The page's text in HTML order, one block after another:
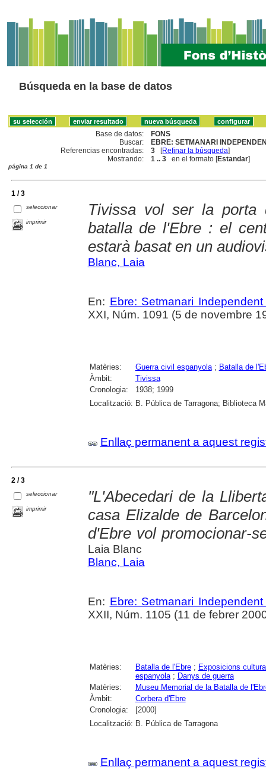
Búsqueda en la base de datos
Base de datos:
FONS
Buscar:
EBRE: SETMANARI
Referencias encontradas:
3 [Refinar la búsqueda]
Mostrando:
1 .. 3 en el formato [Estandar]
página 1 de 1
1 / 3
seleccionar
imprimir
Tivissa vol ser la porta
batalla de l'Ebre : el
estarà basat en un
Blanc, Laia
En: Ebre: Setmanari
XXI, Núm. 1091 (5 de novembre
Matèries: Guerra civil espanyola; Batalla de
Àmbit:
Tivissa
Cronologia:
1938; 1999
Localització: B. Pública de Tarragona; Biblioteca
Enllaç permanent a aquest
2 / 3
seleccionar
imprimir
"L'Abecedari de la
casa Elizalde de
d'Ebre vol promocionar-
Laia Blanc
Blanc, Laia
En: Ebre: Setmanari
XXII, Núm. 1105 (11 de febrer
Matèries: Batalla de l'Ebre; Exposicions
espanyola; Danys de guerra
Matèries:
Museu Memorial de la Batalla de
Àmbit:
Corbera d'Ebre
Cronologia:
[2000]
Localització: B. Pública de Tarragona
Enllaç permanent a aquest